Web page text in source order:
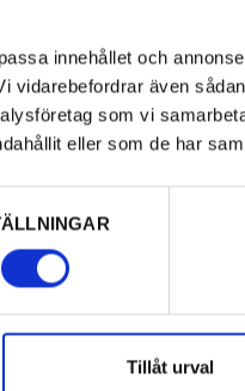
innehållet och
vidarebefordrar även
som vi
eller som de har
Tillåt urval